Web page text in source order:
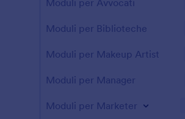
Moduli per Avvocati
Moduli per Biblioteche
Moduli per Makeup Artist
Moduli per Manager
Moduli per Marketer